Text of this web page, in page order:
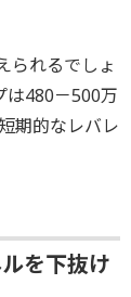
られるでしょ
は480－500万
期的なレバレ
を下抜け